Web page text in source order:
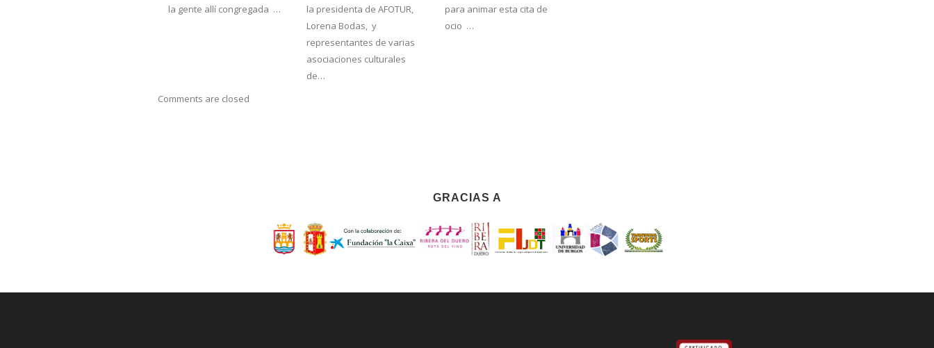
la gente allí congregada …
la presidenta de AFOTUR,
Lorena Bodas, y
representantes de varias
asociaciones culturales
de…
para animar esta cita de
ocio …
Comments are closed
GRACIAS A